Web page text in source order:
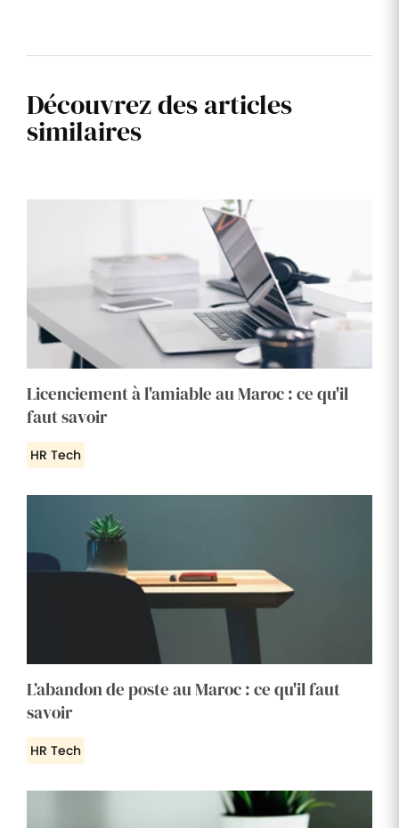
Découvrez des articles
similaires
Licenciement à l'amiable au Maroc : ce qu'il
faut savoir
HR Tech
L’abandon de poste au Maroc : ce qu'il faut
savoir
HR Tech